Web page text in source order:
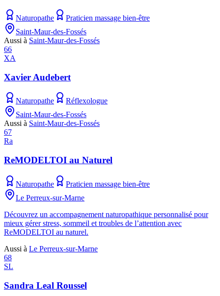
Naturopathe
Praticien massage bien-être
Saint-Maur-des-Fossés
Aussi à Saint-Maur-des-Fossés
66
XA
Xavier Audebert
Naturopathe
Réflexologue
Saint-Maur-des-Fossés
Aussi à Saint-Maur-des-Fossés
67
Ra
ReMODELTOI au Naturel
Naturopathe
Praticien massage bien-être
Le Perreux-sur-Marne
Découvrez un accompagnement naturopathique personnalisé pour
mieux gérer stress, sommeil et troubles de l’attention avec
ReMODELTOI au naturel.
Aussi à Le Perreux-sur-Marne
68
SL
Sandra Leal Roussel